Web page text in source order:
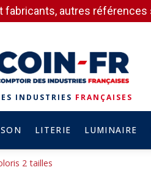
fabricants, autres
INDUSTRIES FRANÇAISES
LITERIE LUMINAIRE
2 tailles